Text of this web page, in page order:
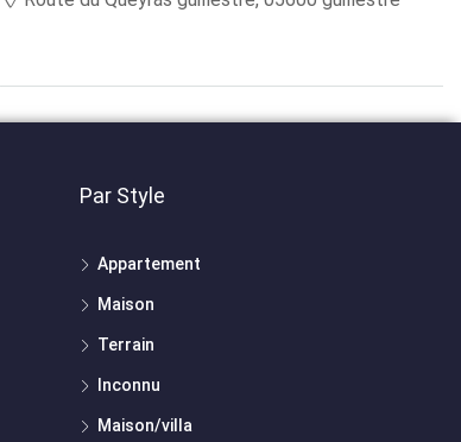
Par Style
Appartement
Maison
Terrain
Inconnu
Maison/villa